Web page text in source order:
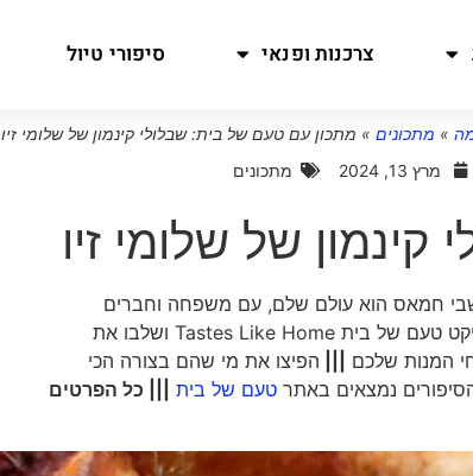
צרכנות ופנאי סיפורי טיול
» מתכונים » מתכון עם טעם של בית: שבלולי קינמון של שלומי זיו
מרץ 13, 2024
מתכונים
של שלומי זיו
חמאס הוא עולם שלם, עם משפחה וחברים
הצטרפו לפרויקט טעם של בית Tastes Like Home ושלבו את
המנות שלכם
הפיצו את מי שהם בצורה הכי
נמצאים באתרטעם של בית
||| כל הפרטים